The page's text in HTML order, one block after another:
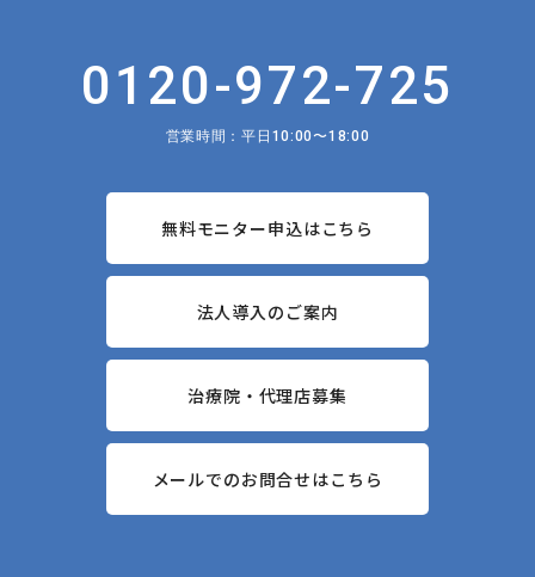
0120-972-725
営業時間：平日10:00〜18:00
無料モニター申込はこちら
法人導入のご案内
治療院・代理店募集
メールでのお問合せはこちら